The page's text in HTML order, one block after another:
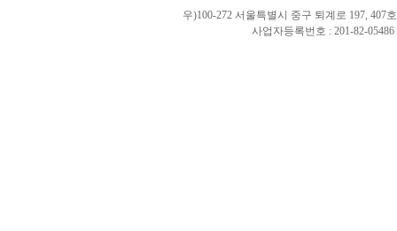
우)100-272 서울특별시 중구 퇴계로 197,
사업자등록번호 : 201-82-